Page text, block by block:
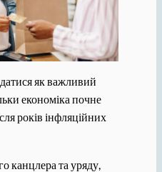
як важливий
економіка почне
років інфляційних
канцлера та уряду,